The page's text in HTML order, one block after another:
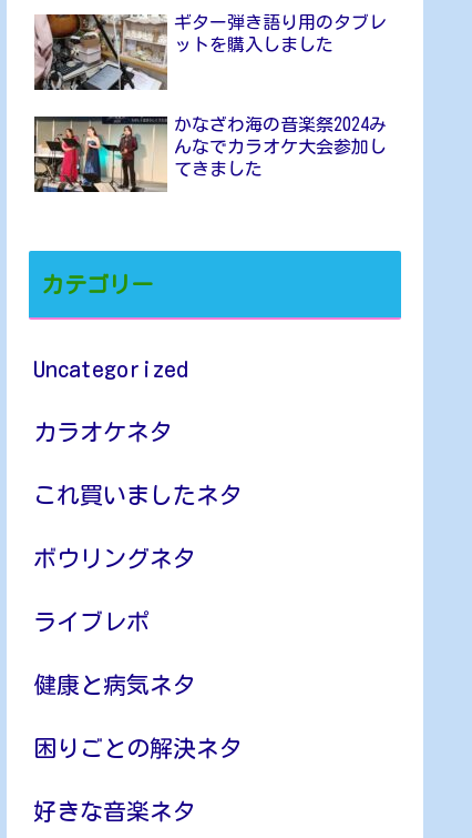
ギター弾き語り用のタブレ
ットを購入しました
かなざわ海の音楽祭2024み
んなでカラオケ大会参加し
てきました
カテゴリー
Uncategorized
カラオケネタ
これ買いましたネタ
ボウリングネタ
ライブレポ
健康と病気ネタ
困りごとの解決ネタ
好きな音楽ネタ